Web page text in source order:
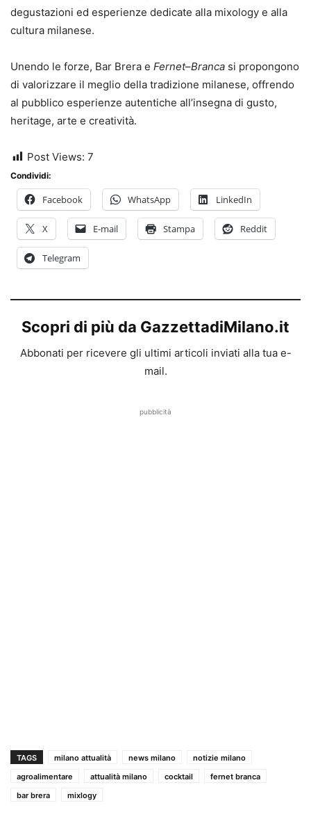
degustazioni ed esperienze dedicate alla mixology e alla
cultura milanese.
Unendo le forze, Bar Brera e Fernet–Branca si propongono
di valorizzare il meglio della tradizione milanese, offrendo
al pubblico esperienze autentiche all’insegna di gusto,
heritage, arte e creatività.
Post Views: 7
Condividi:
Facebook WhatsApp LinkedIn
X E-mail Stampa Reddit
Telegram
Scopri di più da GazzettadiMilano.it
Abbonati per ricevere gli ultimi articoli inviati alla tua e-
mail.
pubblicità
TAGS milano attualità news milano
notizie milano
agroalimentare
attualità milano cocktail
fernet branca
bar brera
mixlogy